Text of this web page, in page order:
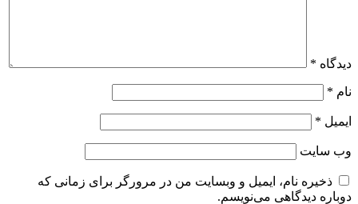
دیدگاه *
نام *
ایمیل *
وب‌ سایت
ذخیره نام، ایمیل و وبسایت من در مرورگر برای زمانی که
دوباره دیدگاهی می‌نویسم.